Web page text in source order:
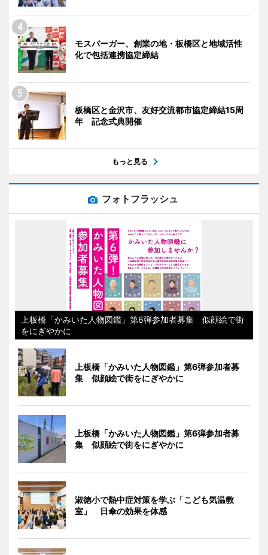
モスバーガー、創業の地・板橋区と地域活性
化で包括連携協定締結
板橋区と金沢市、友好交流都市協定締結15周
年 記念式典開催
もっと見る
フォトフラッシュ
上板橋「かみいた人物図鑑」第6弾参加者募集 似顔絵で街
をにぎやかに
上板橋「かみいた人物図鑑」第6弾参加者募
集 似顔絵で街をにぎやかに
上板橋「かみいた人物図鑑」第6弾参加者募
集 似顔絵で街をにぎやかに
淑徳小で熱中症対策を学ぶ「こども気温教
室」 日傘の効果を体感